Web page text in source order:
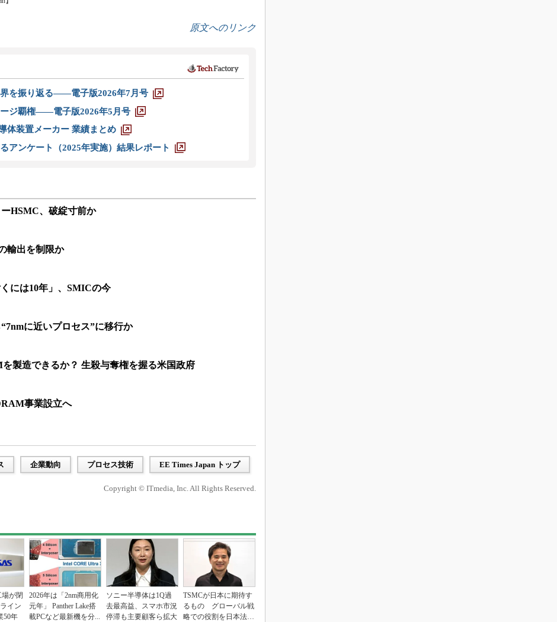
原文へのリンク
を振り返る――電子版2026年7月号
ジ覇権――電子版2026年5月号
体装置メーカー 業績まとめ
アンケート（2025年実施）結果レポート
HSMC、破綻寸前か
輸出を制限か
には10年」、SMICの今
に近いプロセス”に移行か
製造できるか？ 生殺与奪権を握る米国政府
事業設立へ
企業動向 プロセス技術 EE Times Japan トップ
Copyright © ITmedia, Inc. All Rights Reserved.
が閉
イン
50年
2026年は「2nm商用化
元年」 Panther Lake搭
載PCなど最新機を分...
ソニー半導体は1Q過
去最高益、スマホ市況
停滞も主要顧客ら拡大
TSMCが日本に期待す
るもの グローバル戦
略での役割を日本法人